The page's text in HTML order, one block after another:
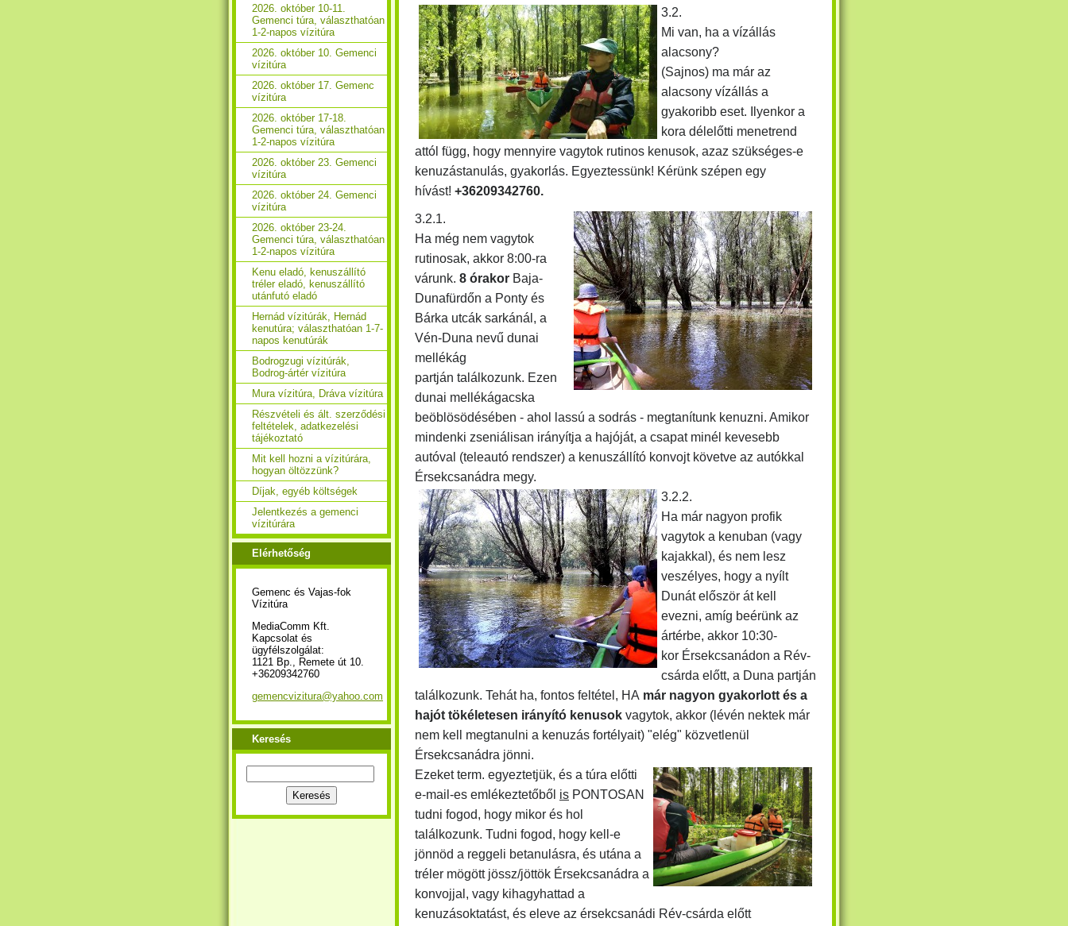
3.2.
Mi van, ha a vízállás
alacsony?
(Sajnos) ma már az
alacsony vízállás a
gyakoribb eset. Ilyenkor a
kora délelőtti menetrend
attól függ, hogy mennyire vagytok rutinos kenusok, azaz szükséges-e
kenuzástanulás, gyakorlás. Egyeztessünk! Kérünk szépen egy
hívást! +36209342760.
3.2.1.
Ha még nem vagytok
rutinosak, akkor 8:00-ra
várunk. 8 órakor Baja-
Dunafürdőn a Ponty és
Bárka utcák sarkánál, a
Vén-Duna nevű dunai
mellékág
partján találkozunk. Ezen
dunai mellékágacska
beöblösödésében - ahol lassú a sodrás - megtanítunk kenuzni. Amikor
mindenki zseniálisan irányítja a hajóját, a csapat minél kevesebb
autóval (teleautó rendszer) a kenuszállító konvojt követve az autókkal
Érsekcsanádra megy.
3.2.2.
Ha már nagyon profik
vagytok a kenuban (vagy
kajakkal), és nem lesz
veszélyes, hogy a nyílt
Dunát először át kell
evezni, amíg beérünk az
ártérbe, akkor 10:30-
kor Érsekcsanádon a Rév-
csárda előtt, a Duna partján
találkozunk. Tehát ha, fontos feltétel, HA már nagyon gyakorlott és a
hajót tökéletesen irányító kenusok vagytok, akkor (lévén nektek már
nem kell megtanulni a kenuzás fortélyait) "elég" közvetlenül
Érsekcsanádra jönni.
Ezeket term. egyeztetjük, és a túra előtti
e-mail-es emlékeztetőből is PONTOSAN
tudni fogod, hogy mikor és hol
találkozunk. Tudni fogod, hogy kell-e
jönnöd a reggeli betanulásra, és utána a
tréler mögött jössz/jöttök Érsekcsanádra a
konvojjal, vagy kihagyhattad a
kenuzásoktatást, és eleve az érsekcsanádi Rév-csárda előtt
2026. október 10-11.
Gemenci túra, választhatóan
1-2-napos vízitúra
2026. október 10. Gemenci
vízitúra
2026. október 17. Gemenc
vízitúra
2026. október 17-18.
Gemenci túra, választhatóan
1-2-napos vízitúra
2026. október 23. Gemenci
vízitúra
2026. október 24. Gemenci
vízitúra
2026. október 23-24.
Gemenci túra, választhatóan
1-2-napos vízitúra
Kenu eladó, kenuszállító
tréler eladó, kenuszállító
utánfutó eladó
Hernád vízitúrák, Hernád
kenutúra; választhatóan 1-7-
napos kenutúrák
Bodrogzugi vízitúrák,
Bodrog-ártér vízitúra
Mura vízitúra, Dráva vízitúra
Részvételi és ált. szerződési
feltételek, adatkezelési
tájékoztató
Mit kell hozni a vízitúrára,
hogyan öltözzünk?
Díjak, egyéb költségek
Jelentkezés a gemenci
vízitúrára
Elérhetőség
Gemenc és Vajas-fok
Vízitúra
MediaComm Kft.
Kapcsolat és
ügyfélszolgálat:
1121 Bp., Remete út 10.
+36209342760
gemencvizitura@yahoo.com
Keresés